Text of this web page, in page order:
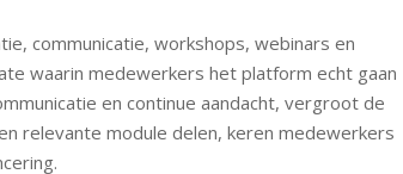
communicatie, workshops, webinars en
waarin medewerkers het platform echt gaan
en continue aandacht, vergroot de
relevante module delen, keren medewerkers